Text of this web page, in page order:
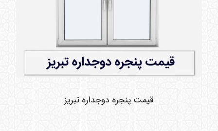
قیمت پنجره دوجداره تبریز